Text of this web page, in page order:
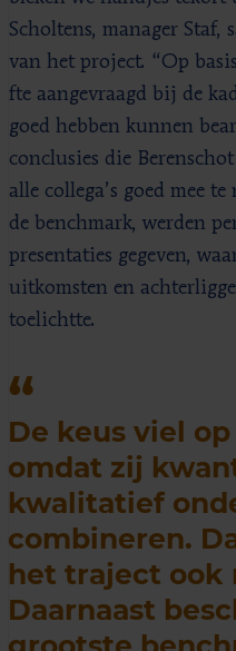
Scholtens, manager Staf,
van het project. “Op
fte aangevraagd bij de
goed hebben kunnen
conclusies die
alle collega’s goed mee
de benchmark, werden
presentaties gegeven,
uitkomsten en
toelichtte.
De keus viel
omdat zij
kwalitatief
combineren.
het traject ook
Daarnaast